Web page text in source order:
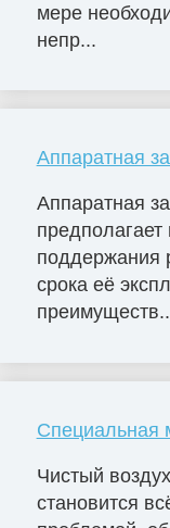
мере
непр...
Аппаратная
Аппаратная
поддержания
срока её
Специальная
Чистый
становится